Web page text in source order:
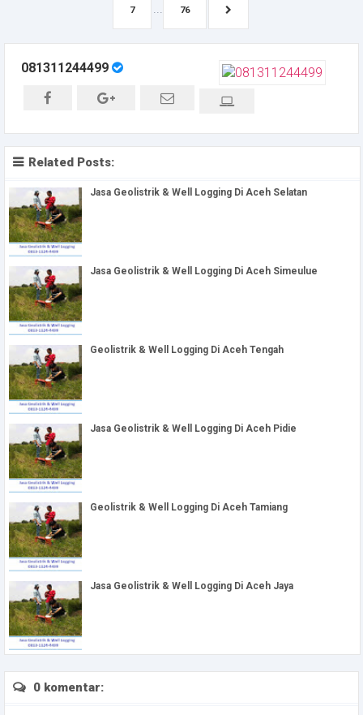
7 ... 76
081311244499
Related Posts:
Jasa Geolistrik & Well Logging Di Aceh Selatan
Jasa Geolistrik & Well Logging Di Aceh Simeulue
Geolistrik & Well Logging Di Aceh Tengah
Jasa Geolistrik & Well Logging Di Aceh Pidie
Geolistrik & Well Logging Di Aceh Tamiang
Jasa Geolistrik & Well Logging Di Aceh Jaya
0 komentar: